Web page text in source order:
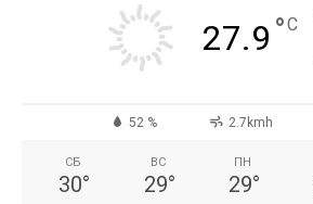
27.9 °C
52 % 2.7kmh
СБ
30°
ВС
29°
ПН
29°